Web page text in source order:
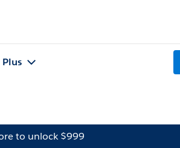
Plus
to unlock $999